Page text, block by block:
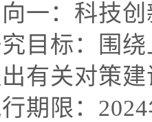
：科技创
标：围绕
有关对策
限：